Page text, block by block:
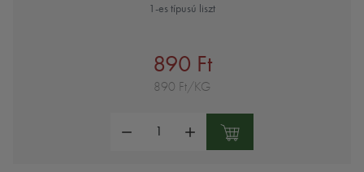
1-es típusú liszt
890 Ft
890 Ft/KG